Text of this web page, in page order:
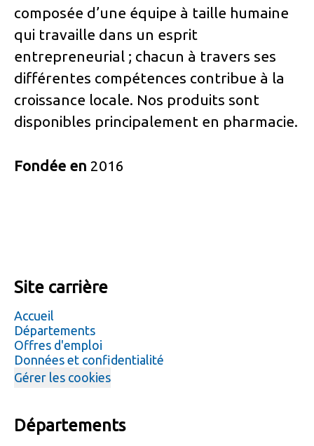
composée d’une équipe à taille humaine
qui travaille dans un esprit
entrepreneurial ; chacun à travers ses
différentes compétences contribue à la
croissance locale. Nos produits sont
disponibles principalement en pharmacie.
Fondée en 2016
Site carrière
Accueil
Départements
Offres d'emploi
Données et confidentialité
Gérer les cookies
Départements